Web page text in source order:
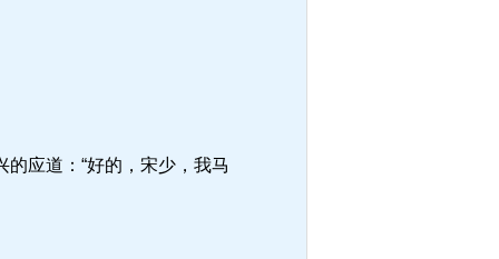
应道：“好的，宋少，我马